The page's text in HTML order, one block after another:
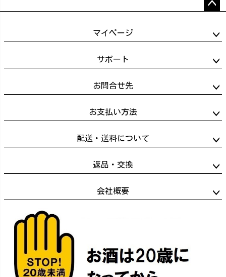
ップ
マイページ
サポート
お問合せ先
お支払い方法
配送・送料について
返品・交換
会社概要